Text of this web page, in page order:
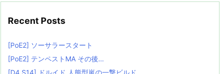
Recent Posts
[PoE2] ソーサラースタート
[PoE2] テンペストMA その後…
[D4 S14] ドルイド 人熊型嵐の一撃ビルド